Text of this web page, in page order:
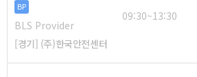
BP
BLS Provider
09:30~13:30
[경기] (주)한국안전센터